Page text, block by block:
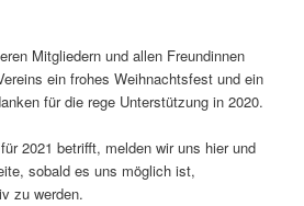
Mitgliedern und allen Freundinnen
ein frohes Weihnachtsfest und ein
für die rege Unterstützung in 2020.
2021 betrifft, melden wir uns hier und
sobald es uns möglich ist,
zu werden.